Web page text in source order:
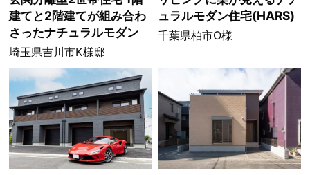
建てと2階建てが組み合わ
さったナチュラルモダン
埼玉県吉川市K様邸
ュラルモダン住宅(HARS)
千葉県柏市O様